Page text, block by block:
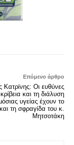
Επόμενο άρθρο
Κατρίνης: Οι ευθύνες
και τη διάλυση
υγείας έχουν το
τη σφραγίδα του κ.
Μητσοτάκη